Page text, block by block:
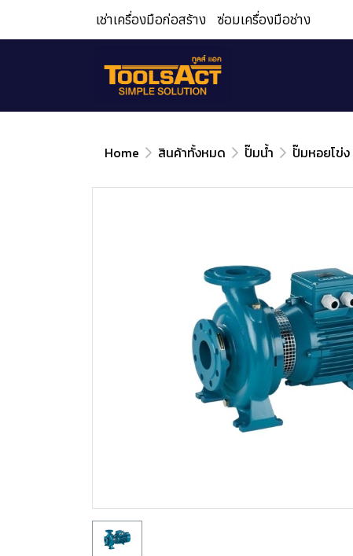
เช่าเครื่องมือก่อสร้าง ซ่อมเครื่องมือช่าง
Home สินค้าทั้งหมด ปั๊มน้ำ ปั๊มหอยโข่ง